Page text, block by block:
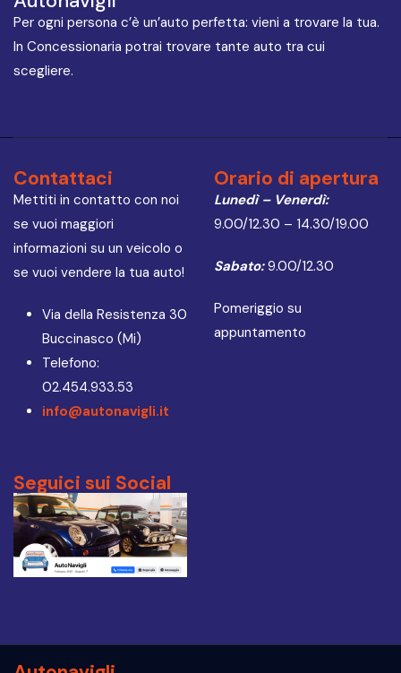
Per ogni persona c’è un’auto perfetta: vieni a trovare la tua.
In Concessionaria potrai trovare tante auto tra cui
scegliere.
Contattaci
Mettiti in contatto con noi
se vuoi maggiori
informazioni su un veicolo o
se vuoi vendere la tua auto!
Via della Resistenza 30
Buccinasco (Mi)
Telefono:
02.454.933.53
info@autonavigli.it
Orario di apertura
Lunedì – Venerdì:
9.00/12.30 – 14.30/19.00
Sabato:9.00/12.30
Pomeriggio su
appuntamento
Seguici sui Social